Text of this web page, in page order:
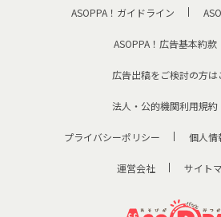
ASOPPA！ガイドライン
ASOPPA！広告基本約款
広告出稿をご検討の方は
法人・公的機関利用規約
プライバシーポリシー 個人情
運営会社 サイト